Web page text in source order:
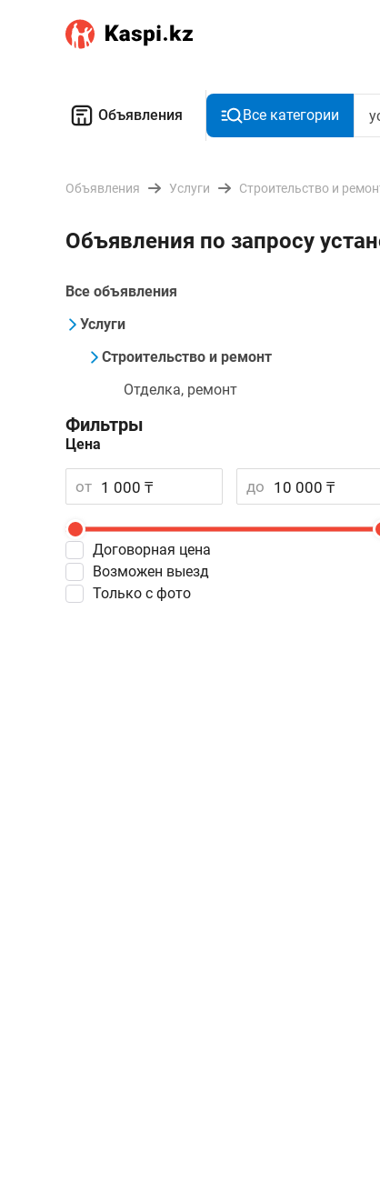
Объявления Все категории
Объявления Услуги Строительство и
Объявления по запросу
Все объявления
Услуги
Строительство и ремонт
Отделка, ремонт
Фильтры
Цена
от до
Договорная цена
Возможен выезд
Только с фото